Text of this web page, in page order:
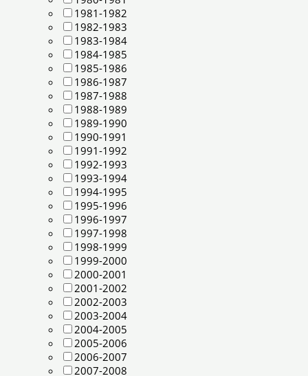
1981-1982
1982-1983
1983-1984
1984-1985
1985-1986
1986-1987
1987-1988
1988-1989
1989-1990
1990-1991
1991-1992
1992-1993
1993-1994
1994-1995
1995-1996
1996-1997
1997-1998
1998-1999
1999-2000
2000-2001
2001-2002
2002-2003
2003-2004
2004-2005
2005-2006
2006-2007
2007-2008